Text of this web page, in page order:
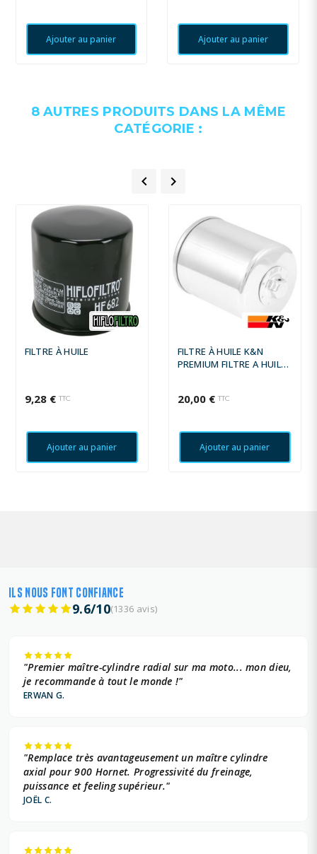
Ajouter au panier Ajouter au panier
8 AUTRES PRODUITS DANS LA MÊME
CATÉGORIE :
 
FILTRE À HUILE
9,28 € TTC
Ajouter au panier
FILTRE À HUILE K&N
PREMIUM FILTRE A HUILE
GLIDE 1999-2002
20,00 € TTC
Ajouter au panier
ILS NOUS FONT CONFIANCE
9.6/10(1336 avis)
"Premier maître-cylindre radial sur ma moto... mon dieu,
je recommande à tout le monde !"
ERWAN G.
"Remplace très avantageusement un maître cylindre
axial pour 900 Hornet. Progressivité du freinage,
puissance et feeling supérieur."
JOËL C.